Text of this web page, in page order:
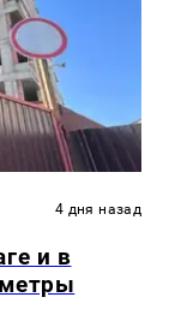
4 дня назад
и в